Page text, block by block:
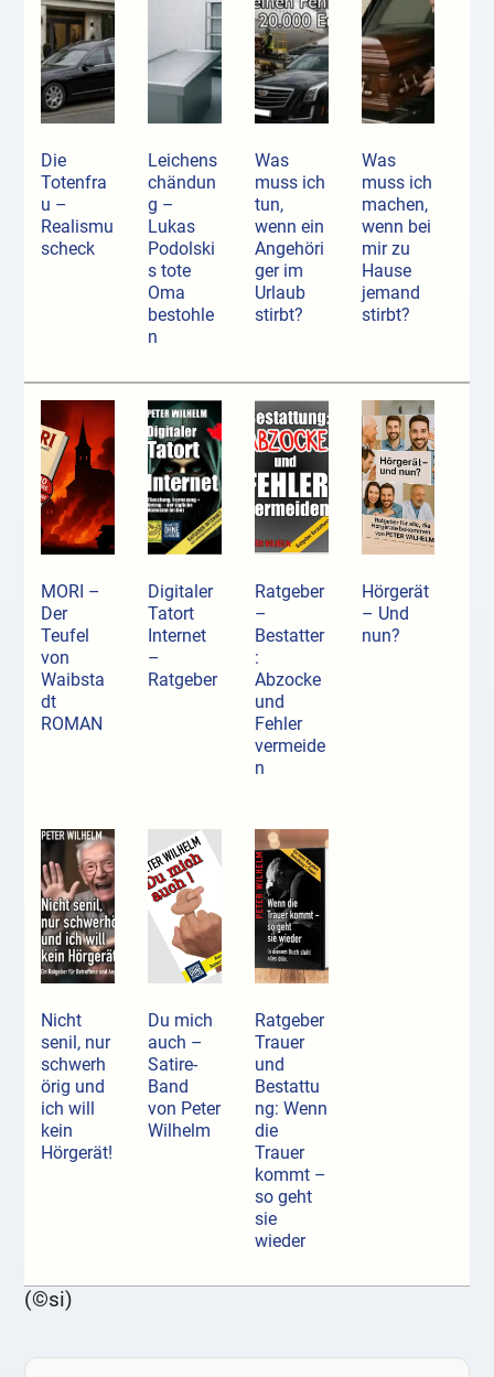
Die
Totenfra
u –
Realismu
scheck
Leichens
chändun
g –
Lukas
Podolski
s tote
Oma
bestohle
n
Was
muss ich
tun,
wenn ein
Angehöri
ger im
Urlaub
stirbt?
Was
muss ich
machen,
wenn bei
mir zu
Hause
jemand
stirbt?
MORI –
Der
Teufel
von
Waibsta
dt
ROMAN
Digitaler
Tatort
Internet
–
Ratgeber
Ratgeber
–
Bestatter
:
Abzocke
und
Fehler
vermeide
n
Hörgerät
– Und
nun?
Nicht
senil, nur
schwerh
örig und
ich will
kein
Hörgerät!
Du mich
auch –
Satire-
Band
von Peter
Wilhelm
Ratgeber
Trauer
und
Bestattu
ng: Wenn
die
Trauer
kommt –
so geht
sie
wieder
(©si)